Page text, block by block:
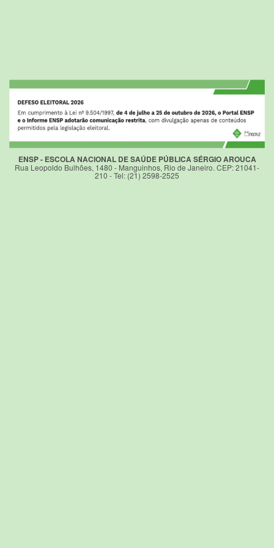
ENSP - ESCOLA NACIONAL DE SAÚDE PÚBLICA SÉRGIO AROUCA
Rua Leopoldo Bulhões, 1480 - Manguinhos, Rio de Janeiro. CEP: 21041-
210 - Tel: (21) 2598-2525